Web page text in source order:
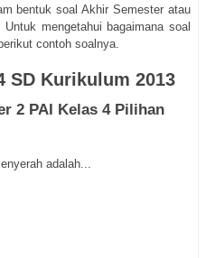
bentuk soal Akhir Semester atau
mengetahui bagaimana soal
contoh soalnya.
SD Kurikulum 2013
2 PAI Kelas 4 Pilihan
adalah...